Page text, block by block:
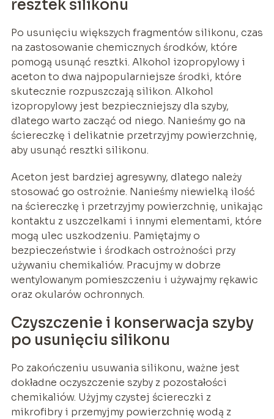
resztek silikonu
Po usunięciu większych fragmentów silikonu, czas
na zastosowanie chemicznych środków, które
pomogą usunąć resztki. Alkohol izopropylowy i
aceton to dwa najpopularniejsze środki, które
skutecznie rozpuszczają silikon. Alkohol
izopropylowy jest bezpieczniejszy dla szyby,
dlatego warto zacząć od niego. Nanieśmy go na
ściereczkę i delikatnie przetrzyjmy powierzchnię,
aby usunąć resztki silikonu.
Aceton jest bardziej agresywny, dlatego należy
stosować go ostrożnie. Nanieśmy niewielką ilość
na ściereczkę i przetrzyjmy powierzchnię, unikając
kontaktu z uszczelkami i innymi elementami, które
mogą ulec uszkodzeniu. Pamiętajmy o
bezpieczeństwie i środkach ostrożności przy
używaniu chemikaliów. Pracujmy w dobrze
wentylowanym pomieszczeniu i używajmy rękawic
oraz okularów ochronnych.
Czyszczenie i konserwacja szyby
po usunięciu silikonu
Po zakończeniu usuwania silikonu, ważne jest
dokładne oczyszczenie szyby z pozostałości
chemikaliów. Użyjmy czystej ściereczki z
mikrofibry i przemyjmy powierzchnię wodą z